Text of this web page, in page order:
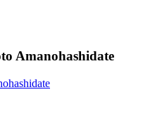
Amanohashidate